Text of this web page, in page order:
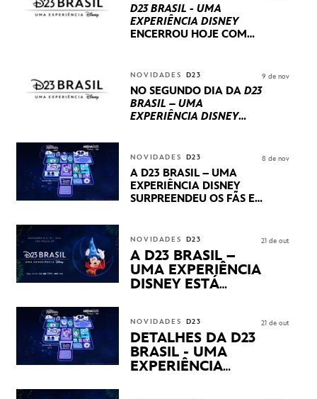
D23 BRASIL - UMA
EXPERIÊNCIA DISNEY
ENCERROU HOJE COM
INTERNACIONAIS E
PRODUÇÕES BRASILEIRAS
NOVIDADES D23
NO SEGUNDO DIA DA D23
BRASIL – UMA
EXPERIÊNCIA DISNEY
STUDIOS REVELARAM
PRÉVIAS E NOVIDADES
DOS SEUS PRÓXIMOS
LANÇAMENTOS
9 de nov
NOVIDADES D23
A D23 BRASIL – UMA
EXPERIÊNCIA DISNEY
SURPREENDEU OS FÃS EM
APRESENTAÇÕES E
PRODUTOS EXCLUSIVOS
NO TRANSAMÉRICA EXPO
CENTER EM SÃO PAULO
8 de nov
NOVIDADES D23
A D23 BRASIL –
UMA EXPERIÊNCIA
DISNEY ESTÁ
21 de out
NOVIDADES D23
DETALHES DA D23
BRASIL - UMA
EXPERIÊNCIA
21 de out